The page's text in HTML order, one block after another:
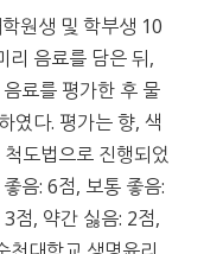
원생 및 학부생 10
리 음료를 담은 뒤,
료를 평가한 후 물
였다. 평가는 향, 색
도법으로 진행되었
음: 6점, 보통 좋음:
점, 약간 싫음: 2점,